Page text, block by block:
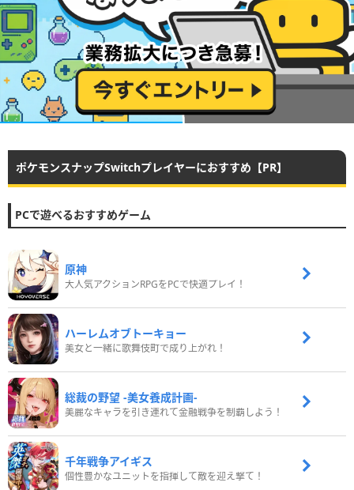
ポケモンスナップSwitchプレイヤーにおすすめ【PR】
PCで遊べるおすすめゲーム
原神
大人気アクションRPGをPCで快適プレイ！
ハーレムオブトーキョー
美女と一緒に歌舞伎町で成り上がれ！
総裁の野望 -美女養成計画-
美麗なキャラを引き連れて金融戦争を制覇しよう！
千年戦争アイギス
個性豊かなユニットを指揮して敵を迎え撃て！